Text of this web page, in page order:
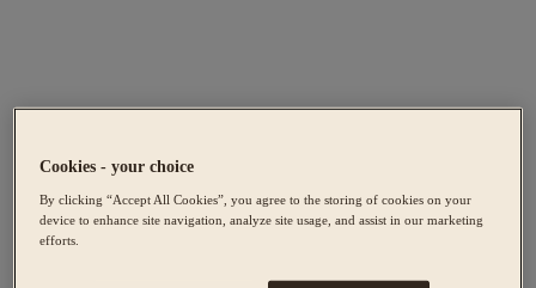
Cookies - your choice
By clicking “Accept All Cookies”, you agree to the storing of cookies on your
device to enhance site navigation, analyze site usage, and assist in our marketing
efforts.